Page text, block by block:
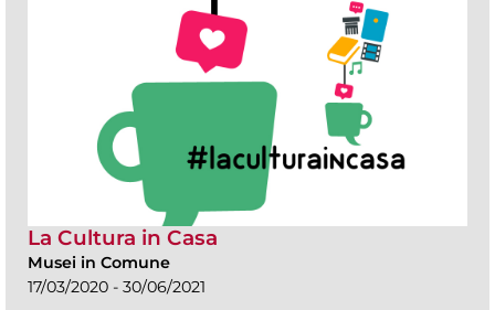
La Cultura in Casa
Musei in Comune
17/03/2020 - 30/06/2021